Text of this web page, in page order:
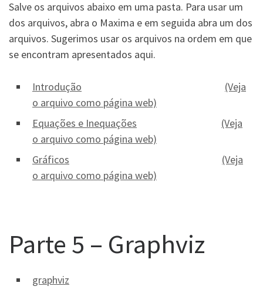
Salve os arquivos abaixo em uma pasta. Para usar um
dos arquivos, abra o Maxima e em seguida abra um dos
arquivos. Sugerimos usar os arquivos na ordem em que
se encontram apresentados aqui.
Introdução
(Veja
o arquivo como página web)
Equações e Inequações
(Veja
o arquivo como página web)
Gráficos
(Veja
o arquivo como página web)
Parte 5 – Graphviz
graphviz